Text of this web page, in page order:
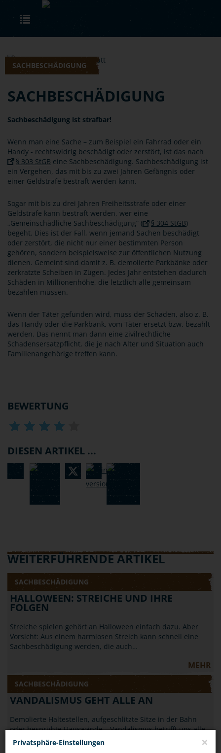
Skip to main content
SACHBESCHÄDIGUNG
SACHBESCHÄDIGUNG
Sachbeschädigung ist strafbar!
Wenn man eine Sache – zum Beispiel ein Fahrrad oder ein
Handy - rechtswidrig beschädigt oder zerstört, ist das nach
§ 303 StGB eine Sachbeschädigung. Sachbeschädigung ist
ein Vergehen, das mit bis zu zwei Jahren Gefängnis oder
einer Geldstrafe bestraft werden kann.
Sogar mit bis zu drei Jahren Freiheitsstrafe oder einer
Geldstrafe kann bestraft werden, wer eine
„Gemeinschädliche Sachbeschädigung“ (
§ 304 StGB)
begeht. Dies ist der Fall, wenn jemand Sachen beschädigt
oder zerstört, die nicht nur einer bestimmten Person
gehören, sondern beispielsweise zur öffentlichen Nutzung
dienen. Gemeint sind damit z. B. demolierte Parkbänke oder
zerkratzte Scheiben in Zügen. Jedes Jahr entstehen dadurch
Schäden in Millionenhöhe, die letztlich alle gemeinsam
bezahlen müssen.
Wenn der Täter gefunden wird, muss der Schaden, also z. B.
das Handy oder die Parkbank, vom Täter ersetzt bzw. bezahlt
werden. Das nennt man dann eine zivilrechtliche
Schadensersatzpflicht, die je nach Alter und Situation auch
Familienangehörige treffen kann.
BEWERTUNG
DIESEN ARTIKEL ...
WEITERFÜHRENDE ARTIKEL
SACHBESCHÄDIGUNG
HALLOWEEN: STREICHE UND IHRE
FOLGEN
Streiche spielen gehört an Halloween einfach dazu. Aber
Vorsicht: Aus einem harmlosen Streich kann schnell eine
Sachbeschädigung werden, die auch…
MEHR
SACHBESCHÄDIGUNG
VANDALISMUS GEHT ALLE AN
Demolierte Haltestellen, aufgeschlitzte Sitze in der Bahn
oder besprühte Hauswände – Vandalismus betrifft uns alle.
Erfahre, was Du dagegen tun…
Privatsphäre-Einstellungen ×